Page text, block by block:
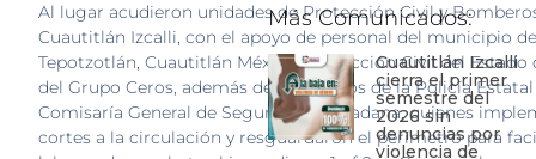
Al lugar acudieron unidades de Protección Civil y
Cuautitlán Izcalli, con el apoyo de personal del municipio de
Tepotzotlán, Cuautitlán México, Protección Civil del Estado
del Grupo Ceros, además de elementos de la Policía
Comisaría General de Seguridad Ciudadana, quienes
cortes a la circulación y resguardaron el perímetro para
Más Comunicados:
Cuautitlán Izcalli
cierra el primer
semestre del
2026 sin
denuncias por
violencia de